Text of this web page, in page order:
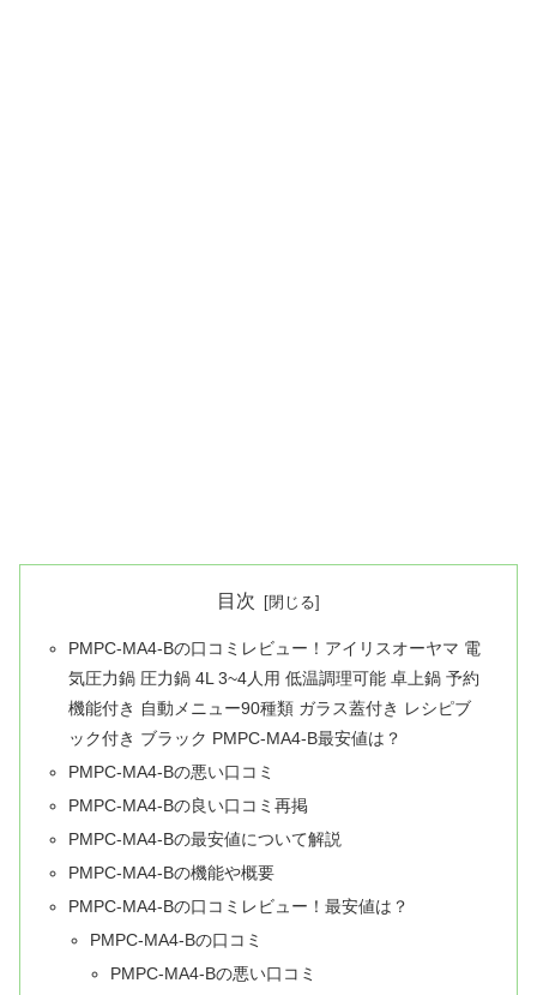
目次
PMPC-MA4-Bの口コミレビュー！アイリスオーヤマ 電
気圧力鍋 圧力鍋 4L 3~4人用 低温調理可能 卓上鍋 予約
機能付き 自動メニュー90種類 ガラス蓋付き レシピブ
ック付き ブラック PMPC-MA4-B最安値は？
PMPC-MA4-Bの悪い口コミ
PMPC-MA4-Bの良い口コミ再掲
PMPC-MA4-Bの最安値について解説
PMPC-MA4-Bの機能や概要
PMPC-MA4-Bの口コミレビュー！最安値は？
PMPC-MA4-Bの口コミ
PMPC-MA4-Bの悪い口コミ